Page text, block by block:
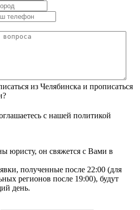
из Челябинска и прописаться
с нашей политикой
юристу, он свяжется с Вами в
полученные после 22:00 (для
регионов после 19:00), будут
день.